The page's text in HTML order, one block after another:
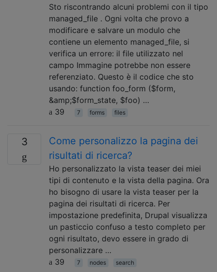
Sto riscontrando alcuni problemi con il tipo
managed_file . Ogni volta che provo a
modificare e salvare un modulo che
contiene un elemento managed_file, si
verifica un errore: il file utilizzato nel
campo Immagine potrebbe non essere
referenziato. Questo è il codice che sto
usando: function foo_form ($form,
&amp;$form_state, $foo) …
39
7 forms files
3
Come personalizzo la pagina dei
risultati di ricerca?
Ho personalizzato la vista teaser dei miei
tipi di contenuto e la vista della pagina. Ora
ho bisogno di usare la vista teaser per la
pagina dei risultati di ricerca. Per
impostazione predefinita, Drupal visualizza
un pasticcio confuso a testo completo per
ogni risultato, devo essere in grado di
personalizzare …
39
7 nodes search